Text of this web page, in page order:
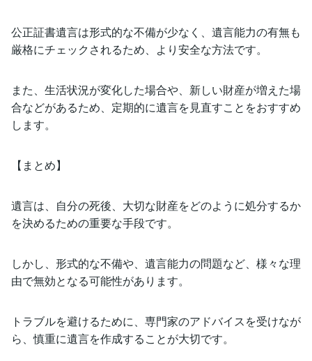
公正証書遺言は形式的な不備が少なく、遺言能力の有無も
厳格にチェックされるため、より安全な方法です。
また、生活状況が変化した場合や、新しい財産が増えた場
合などがあるため、定期的に遺言を見直すことをおすすめ
します。
【まとめ】
遺言は、自分の死後、大切な財産をどのように処分するか
を決めるための重要な手段です。
しかし、形式的な不備や、遺言能力の問題など、様々な理
由で無効となる可能性があります。
トラブルを避けるために、専門家のアドバイスを受けなが
ら、慎重に遺言を作成することが大切です。